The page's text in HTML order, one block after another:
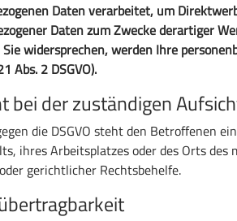
Daten verarbeitet, um
Daten zum Zwecke derartiger
widersprechen, werden Ihre
Abs. 2 DSGVO).
bei der zuständigen
die DSGVO steht den Betroffenen
ihres Arbeitsplatzes oder des Orts
gerichtlicher Rechtsbehelfe.